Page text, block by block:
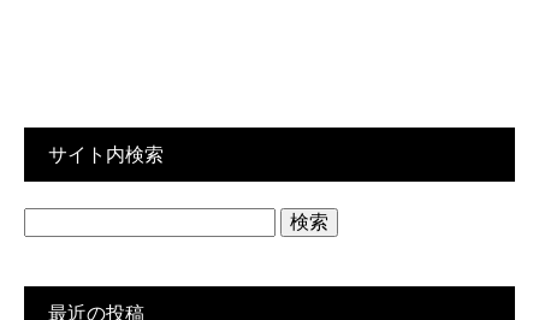
サイト内検索
最近の投稿